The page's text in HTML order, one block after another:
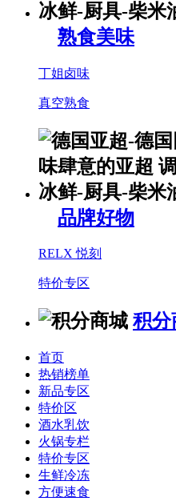
熟食美味
丁姐卤味
真空熟食
品牌好物
RELX 悦刻
特价专区
积分
首页
热销榜单
新品专区
特价区
酒水乳饮
火锅专栏
特价专区
生鲜冷冻
方便速食